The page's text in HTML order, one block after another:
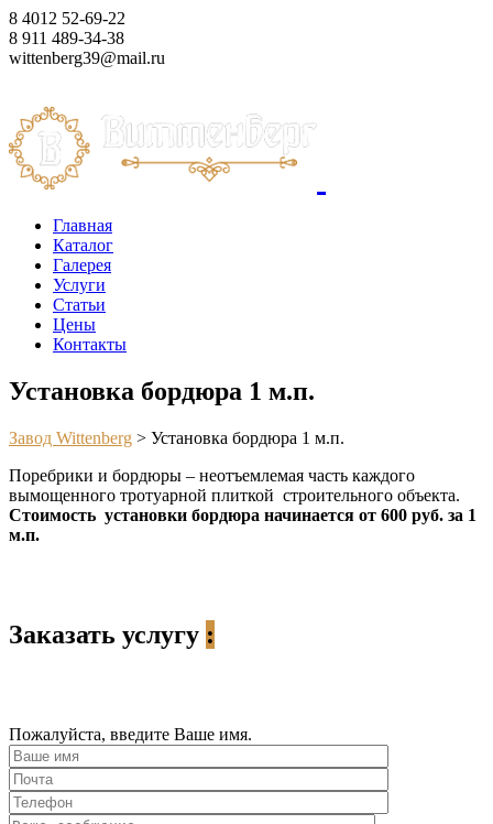
8 4012 52-69-22
8 911 489-34-38
wittenberg39@mail.ru
Главная
Каталог
Галерея
Услуги
Статьи
Цены
Контакты
Установка бордюра 1 м.п.
Завод Wittenberg > Установка бордюра 1 м.п.
Поребрики и бордюры – неотъемлемая часть каждого
вымощенного тротуарной плиткой строительного объекта.
Стоимость установки бордюра начинается от 600 руб. за 1
м.п.
Заказать услугу :
Пожалуйста, введите Ваше имя.